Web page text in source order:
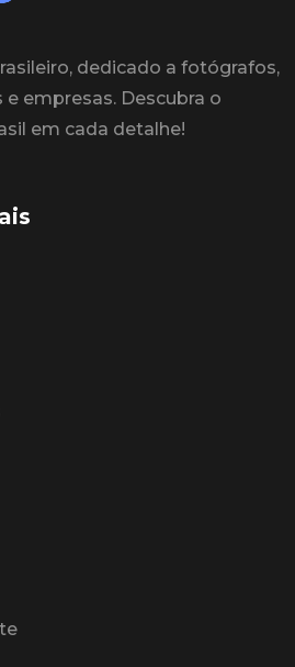
dedicado a fotógrafos,
e empresas. Descubra o
em cada detalhe!